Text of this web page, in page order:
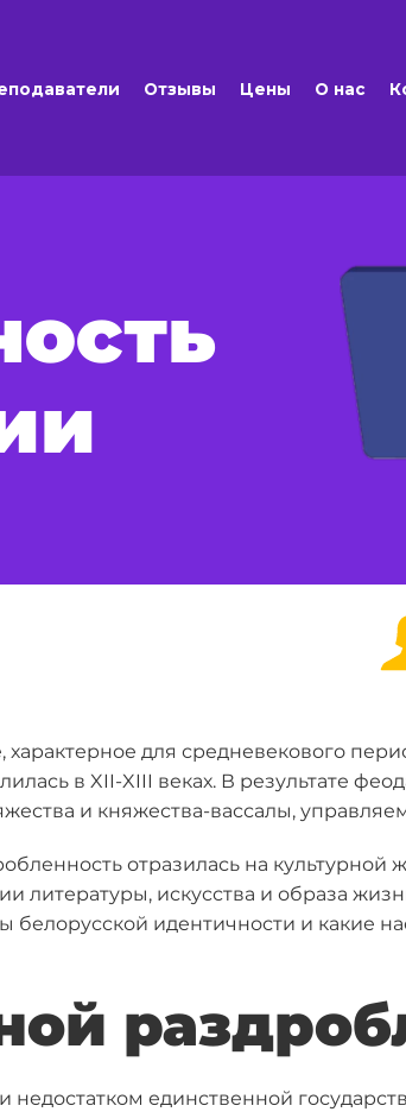
Отзывы Цены О нас
для средневекового
в XII-XIII веках. В результате
и княжества-вассалы,
отразилась на
литературы, искусства и образа
белорусской идентичности и какие
недостатком единственной